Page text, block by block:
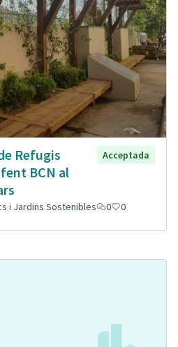
Refugis
BCN al
Acceptada
i Jardins Sostenibles 0 0